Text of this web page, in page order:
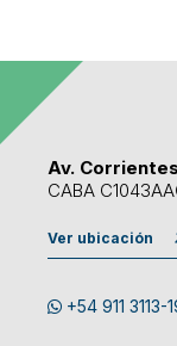
Av.
CABA
Ver ubicación
+54 911 3113-